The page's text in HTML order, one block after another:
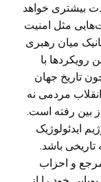
بیشتری خواهد
مثل امنیت
میان رهبری
رویکرد‌ها با
تاریخ جهان
مردمی نه
بین رفته است.
ایدئولوژیک
تاریخی باشد.
و احزاب